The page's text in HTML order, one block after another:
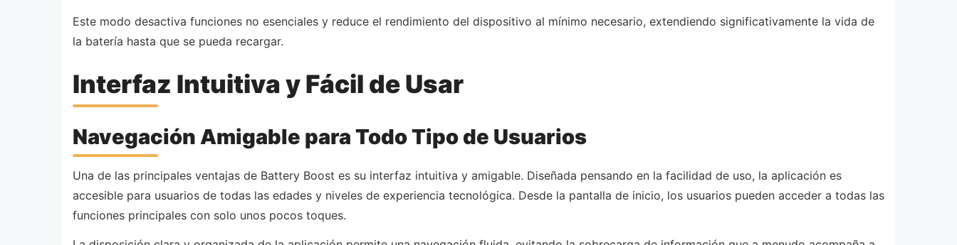
Este modo desactiva funciones no esenciales y reduce el rendimiento del dispositivo al mínimo necesario, extendiendo significativamente la vida de
la batería hasta que se pueda recargar.
Interfaz Intuitiva y Fácil de Usar
Navegación Amigable para Todo Tipo de Usuarios
Una de las principales ventajas de Battery Boost es su interfaz intuitiva y amigable. Diseñada pensando en la facilidad de uso, la aplicación es
accesible para usuarios de todas las edades y niveles de experiencia tecnológica. Desde la pantalla de inicio, los usuarios pueden acceder a todas las
funciones principales con solo unos pocos toques.